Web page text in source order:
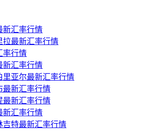
新汇率行情
拉最新汇率行情
率行情
新汇率行情
里亚尔最新汇率行情
最新汇率行情
最新汇率行情
新汇率行情
吉特最新汇率行情